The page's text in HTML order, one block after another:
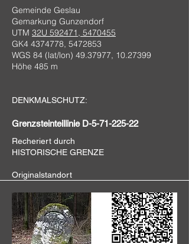
Gemeinde Geslau
Gemarkung Gunzendorf
UTM 32U 592471, 5470455
GK4 4374778, 5472853
WGS 84 (lat/lon) 49.37977, 10.27399
Höhe 485 m
DENKMALSCHUTZ:
Grenzsteinteillinie D-5-71-225-22
Recheriert durch
HISTORISCHE GRENZE
Originalstandort